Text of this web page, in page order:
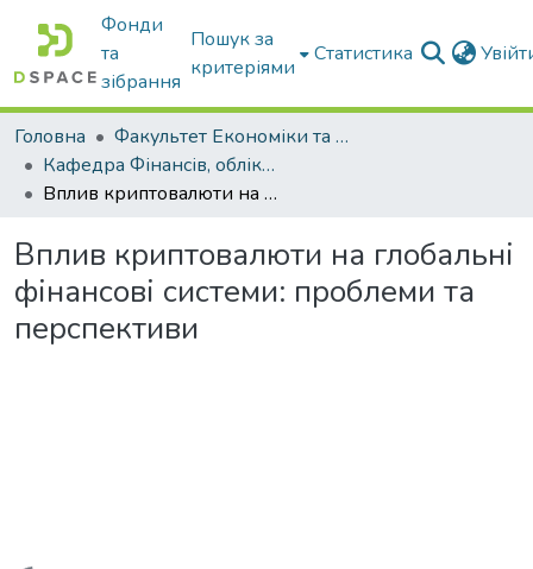
Фонди
та
зібрання
Пошук за
критеріями
Статистика
Головна
Факультет Економіки та бізнесу
Кафедра Фінансів, обліку і оподаткування
Вплив криптовалюти на глобальні фінансові системи: проблеми та перспективи
Вплив криптовалюти на глобальні
фінансові системи: проблеми та
перспективи